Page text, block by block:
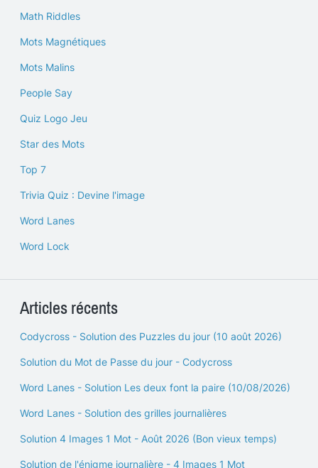
Math Riddles
Mots Magnétiques
Mots Malins
People Say
Quiz Logo Jeu
Star des Mots
Top 7
Trivia Quiz : Devine l'image
Word Lanes
Word Lock
Articles récents
Codycross - Solution des Puzzles du jour (10 août 2026)
Solution du Mot de Passe du jour - Codycross
Word Lanes - Solution Les deux font la paire (10/08/2026)
Word Lanes - Solution des grilles journalières
Solution 4 Images 1 Mot - Août 2026 (Bon vieux temps)
Solution de l'énigme journalière - 4 Images 1 Mot